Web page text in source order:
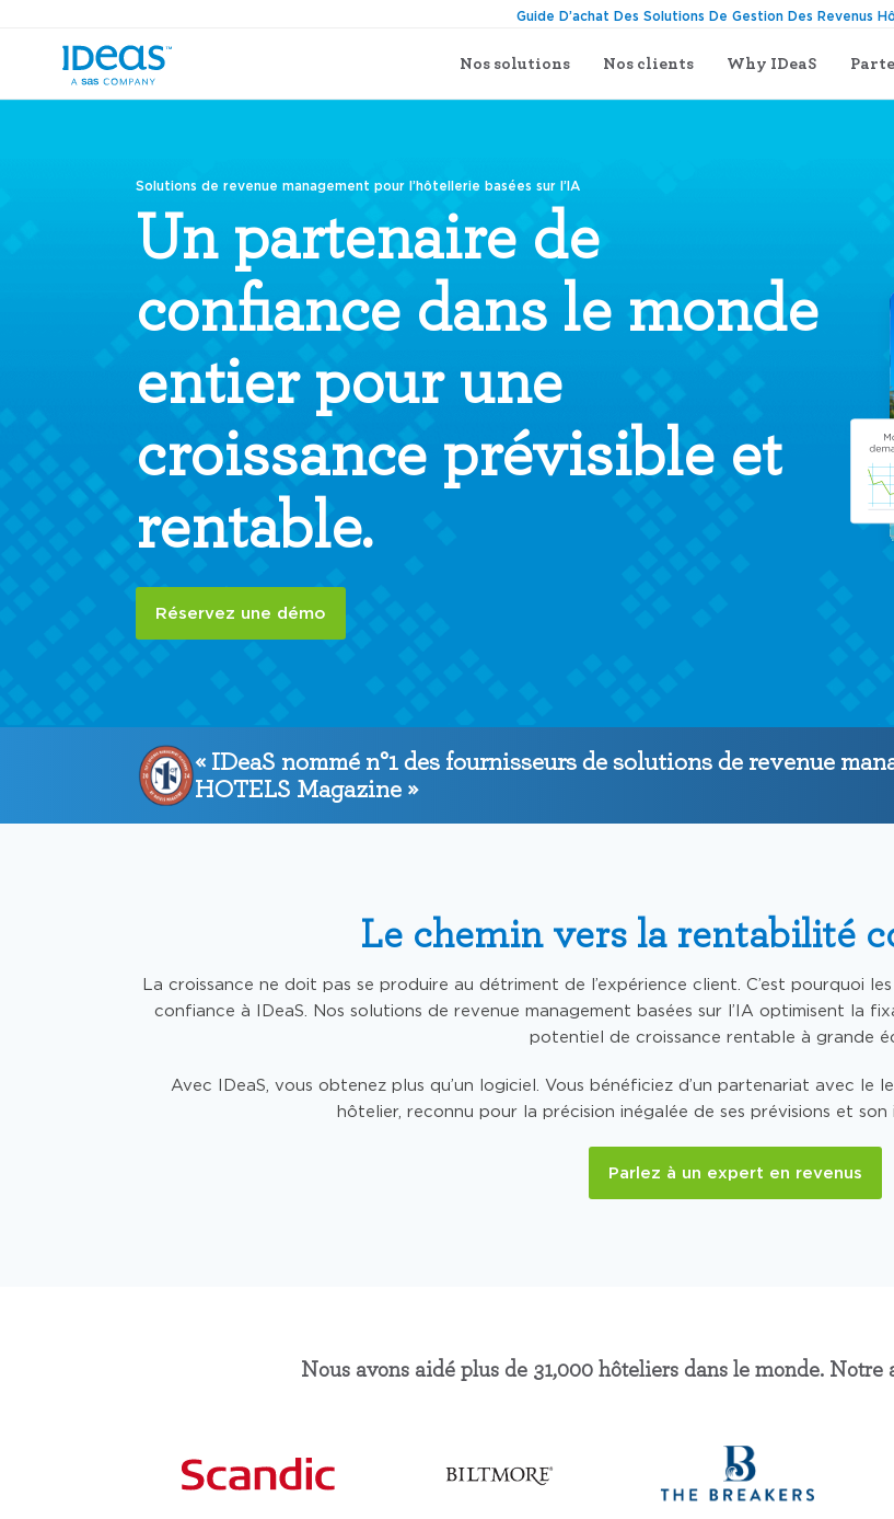
Nos solutions Nos clients Why IDeaS
Guide D’achat Des Solutions De Gestion Des Revenus
Solutions de revenue management pour l’hôtellerie basées sur l’IA
Un partenaire de
confiance dans le monde
entier pour une
croissance prévisible et
rentable.
Réservez une démo
« IDeaS nommé n°1 des fournisseurs de solutions de revenue
HOTELS Magazine »
Le chemin vers la rentabilité
La croissance ne doit pas se produire au détriment de l’expérience client. C’est pourquoi
confiance à IDeaS. Nos solutions de revenue management basées sur l’IA optimisent la
potentiel de croissance rentable à grande
Avec IDeaS, vous obtenez plus qu’un logiciel. Vous bénéficiez d’un partenariat avec le
hôtelier, reconnu pour la précision inégalée de ses prévisions et son
Parlez à un expert en revenus
Nous avons aidé plus de 31,000 hôteliers dans le monde.